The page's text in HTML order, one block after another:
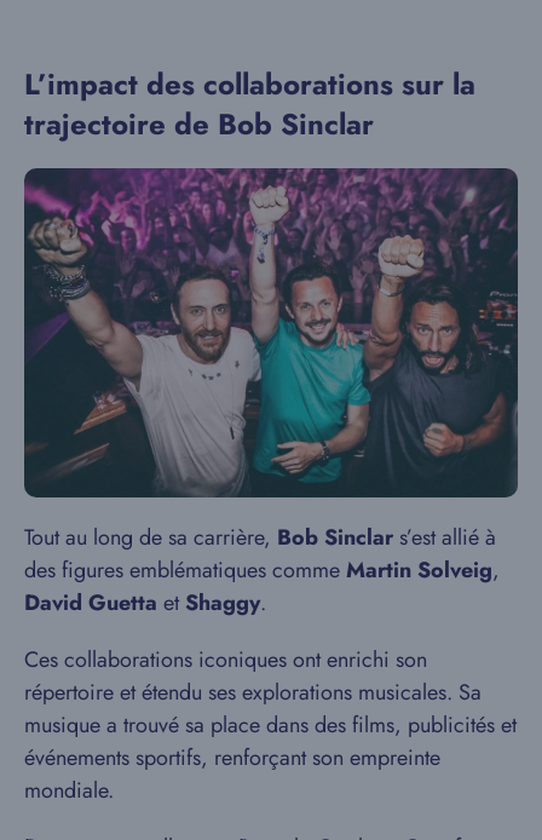
L’impact des collaborations sur la
trajectoire de Bob Sinclar
Tout au long de sa carrière, Bob Sinclar s’est allié à
des figures emblématiques commeMartin Solveig,
David Guetta etShaggy.
Ces collaborations iconiques ont enrichi son
répertoire et étendu ses explorations musicales. Sa
musique a trouvé sa place dans des films, publicités et
événements sportifs, renforçant son empreinte
mondiale.